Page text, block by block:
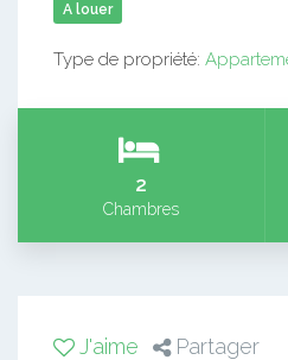
A louer
Type de propriété:
2
Chambres
J'aime Partager